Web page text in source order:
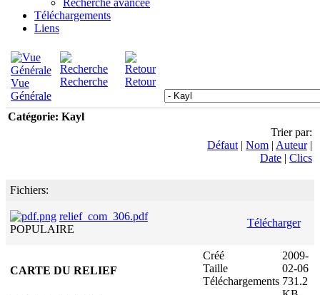
Recherche avancée
Téléchargements
Liens
Vue
Générale
Recherche Retour
Catégorie: Kayl
Trier par:
Défaut | Nom | Auteur|
Date | Clics
Fichiers:
relief_com_306.pdf
POPULAIRE
Télécharger
CARTE DU RELIEF
Créé
Taille
Téléchargements
2009-
02-06
731.2